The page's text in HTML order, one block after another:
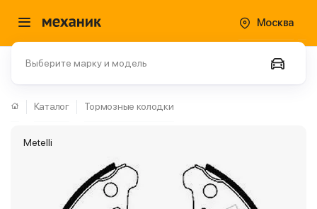
Москва
Выберите марку и модель
Каталог Тормозные колодки
Metelli